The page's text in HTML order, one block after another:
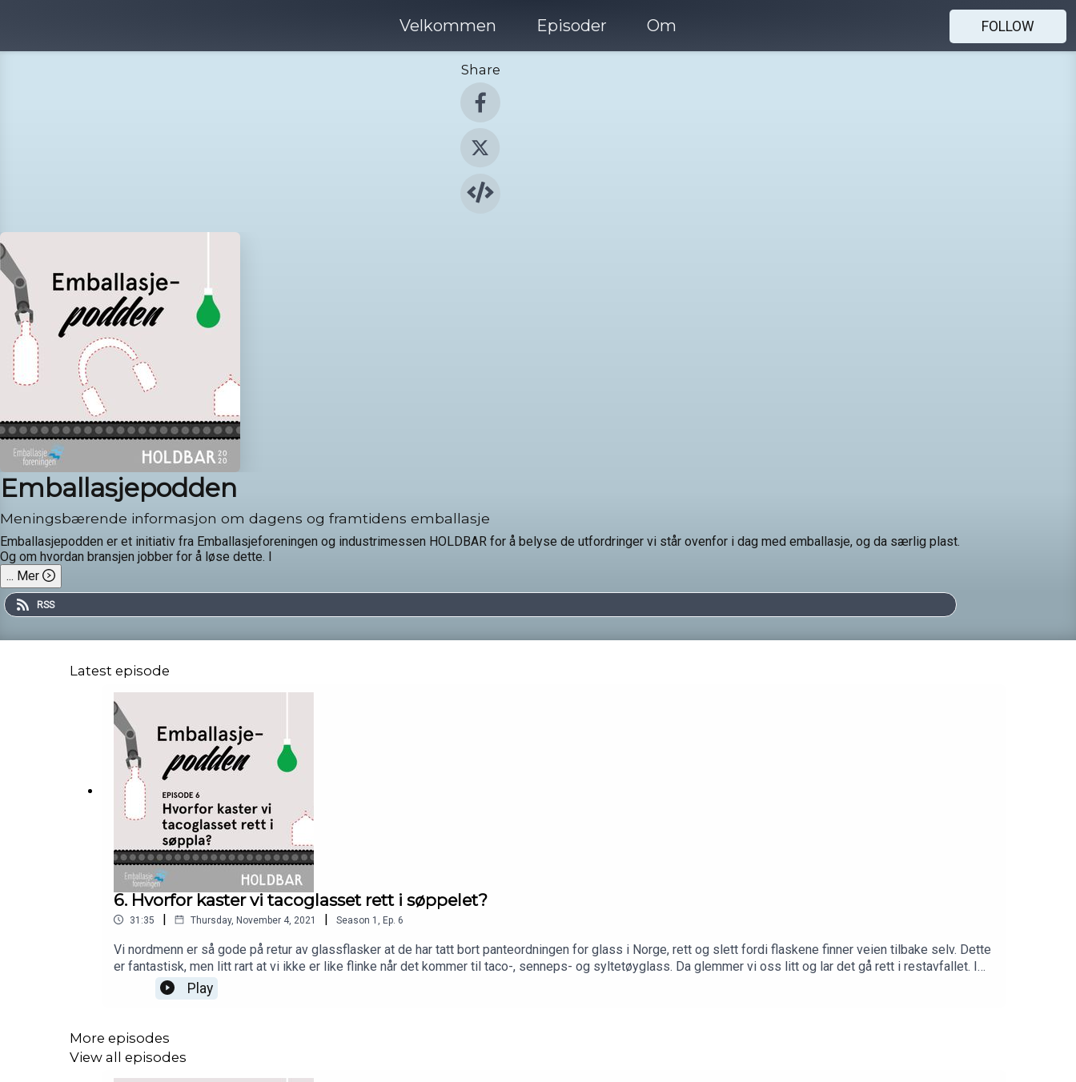
Velkommen Episoder Om FOLLOW
Share
Emballasjepodden
Meningsbærende informasjon om dagens og framtidens emballasje
Emballasjepodden er et initiativ fra Emballasjeforeningen og industrimessen HOLDBAR for å belyse de utfordringer vi står ovenfor i dag med emballasje, og da særlig plast.
Og om hvordan bransjen jobber for å løse dette. I
... Mer
RSS
Latest episode
6. Hvorfor kaster vi tacoglasset rett i søppelet?
31:35 | Thursday, November 4, 2021 | Season 1 Ep. 6
Vi nordmenn er så gode på retur av glassflasker at de har tatt bort panteordningen for glass i Norge, rett og slett fordi flaskene finner veien tilbake selv. Dette
er fantastisk, men litt rart at vi ikke er like flinke når det kommer til taco-, senneps- og syltetøyglass. Da glemmer vi oss litt og lar det gå rett i restavfallet. I
denne episoden av Emballasjepodden snakker vi om glassemballasje og hvor godt dette materialet gjør seg for både emballering og resirkulering. I tillegg får
vi en prat med vinekspert Merete Bø om vinflaskens kvaliteter og med restaurantsjef Jimmy Øien fra restauranten REST, som har sterkt fokus på å utnytte
direktør Morten Sundell, markeds- og kommunikasjonssjef Gunhild Solberg Sirkel Glass og prosjektleder Cecilie Svabø for industrimessen HOLDBAR
.Produsert av Cecilie Svabø for emballasjeforeningen.no og industrimessen HOLDBAR.NB! Inneholder produktplassering fra sirkel.no
Play
More episodes
View all episodes